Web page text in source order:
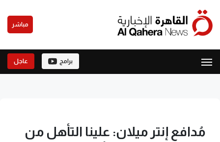
مباشر
برامج عاجل
مُدافع إنتر ميلان: علينا التأهل من